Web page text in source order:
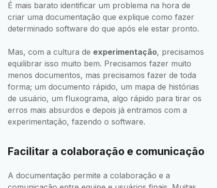
É mais barato identificar um problema na hora de
criar uma documentação que explique como fazer
determinado software do que após ele estar pronto.
Mas, com a cultura de experimentação, precisamos
equilibrar isso muito bem. Precisamos fazer muito
menos documentos, mas precisamos fazer de toda
forma; um documento rápido, um mapa de histórias
de usuário, um fluxograma, algo rápido para tirar os
erros mais absurdos e depois já entramos com a
experimentação, fazendo o software.
Facilitar a colaboração e comunicação
A documentação permite a colaboração e a